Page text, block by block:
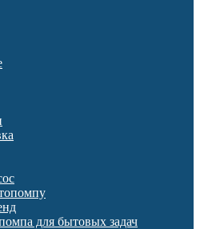
для бытовых задач